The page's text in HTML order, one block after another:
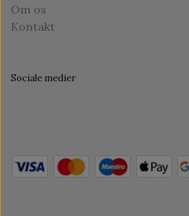
Om os
Kontakt
Sociale medier